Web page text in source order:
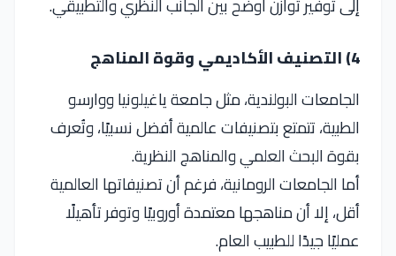
إلى توفير توازن أوضح بين الجانب النظري والتطبيقي.
4) التصنيف الأكاديمي وقوة المناهج
الجامعات البولندية، مثل جامعة ياغيلونيا ووارسو
الطبية، تتمتع بتصنيفات عالمية أفضل نسبيًا، وتُعرف
بقوة البحث العلمي والمناهج النظرية.
أما الجامعات الرومانية، فرغم أن تصنيفاتها العالمية
أقل، إلا أن مناهجها معتمدة أوروبيًا وتوفر تأهيلًا
عمليًا جيدًا للطبيب العام.